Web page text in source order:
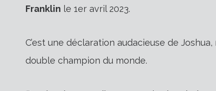
Franklin le 1er avril 2023.
C’est une déclaration audacieuse de
double champion du monde.